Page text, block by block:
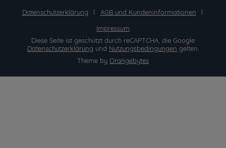
Datenschutzerklärung
AGB und Kundeninformationen
Impressum
Diese Seite ist geschützt durch reCAPTCHA, die Google
Datenschutzerklärung und Nutzungsbedingungen gelten.
Theme by Orangebytes